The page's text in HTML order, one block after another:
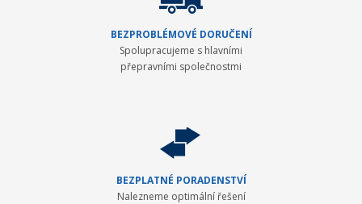
BEZPROBLÉMOVÉ DORUČENÍ
Spolupracujeme s hlavními
přepravními společnostmi
BEZPLATNÉ PORADENSTVÍ
Nalezneme optimální řešení